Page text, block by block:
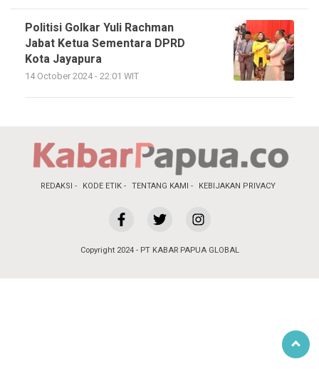
Politisi Golkar Yuli Rachman
Jabat Ketua Sementara DPRD
Kota Jayapura
14 October 2024 - 22:01 WIT
REDAKSI KODE ETIK TENTANG KAMI KEBIJAKAN PRIVACY
Copyright 2024 - PT KABAR PAPUA GLOBAL